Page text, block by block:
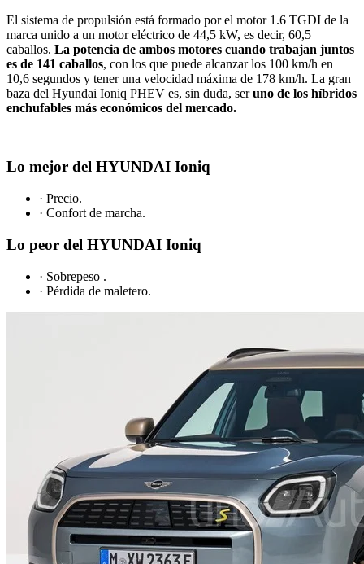
El sistema de propulsión está formado por el motor 1.6 TGDI de la
marca unido a un motor eléctrico de 44,5 kW, es decir, 60,5
caballos. La potencia de ambos motores cuando trabajan juntos
es de 141 caballos, con los que puede alcanzar los 100 km/h en
10,6 segundos y tener una velocidad máxima de 178 km/h. La gran
baza del Hyundai Ioniq PHEV es, sin duda, seruno de los híbridos
enchufables más económicos del mercado.
Lo mejor del HYUNDAI Ioniq
· Precio.
· Confort de marcha.
Lo peor del HYUNDAI Ioniq
· Sobrepeso .
· Pérdida de maletero.